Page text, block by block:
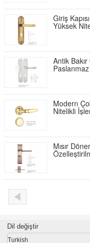
Giriş
Yüksek
Antik Bakır
Modern
Nitelikli
Mısır
Dil değiştir
Turkish